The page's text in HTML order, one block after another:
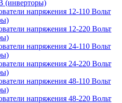
(инверторы)
напряжения 12-110 Вольт
напряжения 12-220 Вольт
напряжения 24-110 Вольт
напряжения 24-220 Вольт
напряжения 48-110 Вольт
напряжения 48-220 Вольт